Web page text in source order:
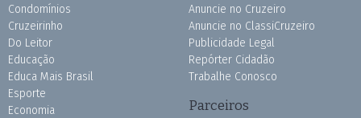
Condomínios
Cruzeirinho
Do Leitor
Educação
Educa Mais Brasil
Esporte
Economia
Anuncie no Cruzeiro
Anuncie no ClassiCruzeiro
Publicidade Legal
Repórter Cidadão
Trabalhe Conosco
Parceiros